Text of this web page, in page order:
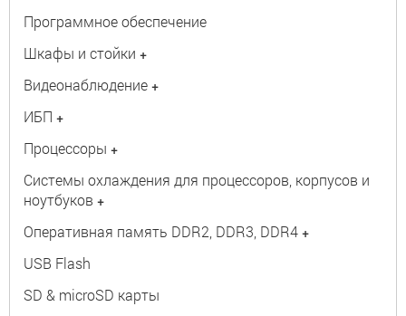
Программное обеспечение
Шкафы и стойки +
Видеонаблюдение +
ИБП +
Процессоры +
Системы охлаждения для процессоров, корпусов и
ноутбуков +
Оперативная память DDR2, DDR3, DDR4 +
USB Flash
SD & microSD карты